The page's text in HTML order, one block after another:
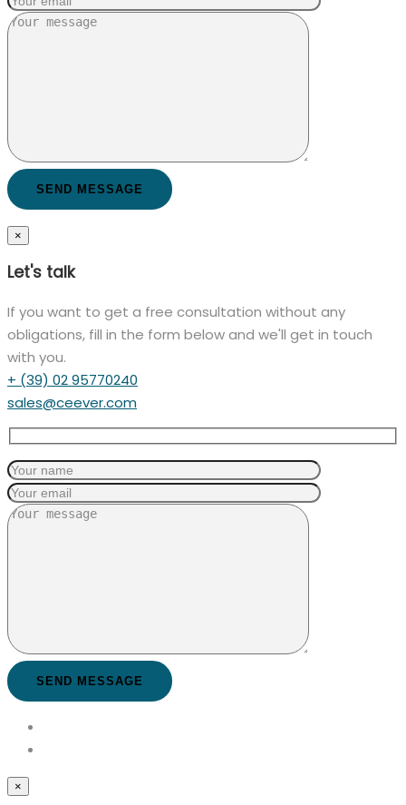
×
Let's talk
If you want to get a free consultation without any
obligations, fill in the form below and we'll get in touch
with you.
+ (39) 02 95770240
sales@ceever.com
×